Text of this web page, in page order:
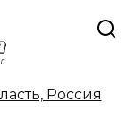
Россия